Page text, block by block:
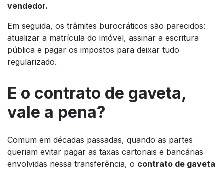
vendedor.
Em seguida, os trâmites burocráticos são parecidos:
atualizar a matrícula do imóvel, assinar a escritura
pública e pagar os impostos para deixar tudo
regularizado.
E o contrato de gaveta,
vale a pena?
Comum em décadas passadas, quando as partes
queriam evitar pagar as taxas cartoriais e bancárias
envolvidas nessa transferência, o contrato de gaveta